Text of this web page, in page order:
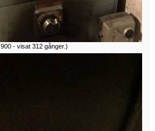
- visat 312 gånger.)